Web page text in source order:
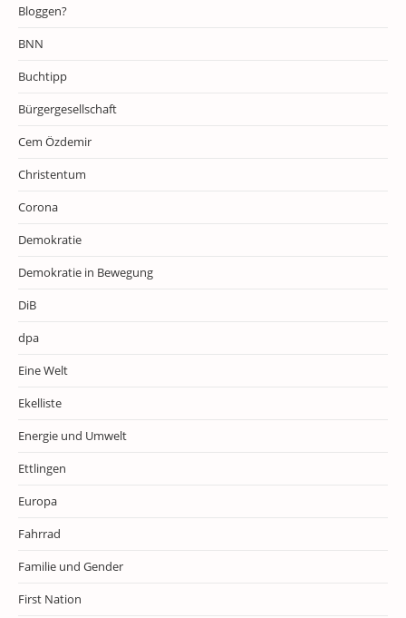
Bloggen?
BNN
Buchtipp
Bürgergesellschaft
Cem Özdemir
Christentum
Corona
Demokratie
Demokratie in Bewegung
DiB
dpa
Eine Welt
Ekelliste
Energie und Umwelt
Ettlingen
Europa
Fahrrad
Familie und Gender
First Nation